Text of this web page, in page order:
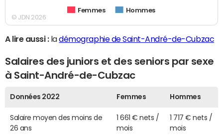
Femmes Hommes
© JDN 2026
A lire aussi :ladémographie de Saint-André-de-Cubzac
Salaires des juniors et des seniors par sexe
à Saint-André-de-Cubzac
Données 2022 Femmes Hommes
Salaire moyen des moins de
26 ans
1 661 € nets /
mois
1 717 € nets /
mois